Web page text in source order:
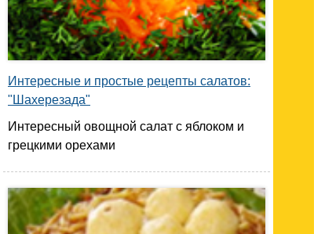
Интересные и простые рецепты салатов:
"Шахерезада"
Интересный овощной салат с яблоком и
грецкими орехами